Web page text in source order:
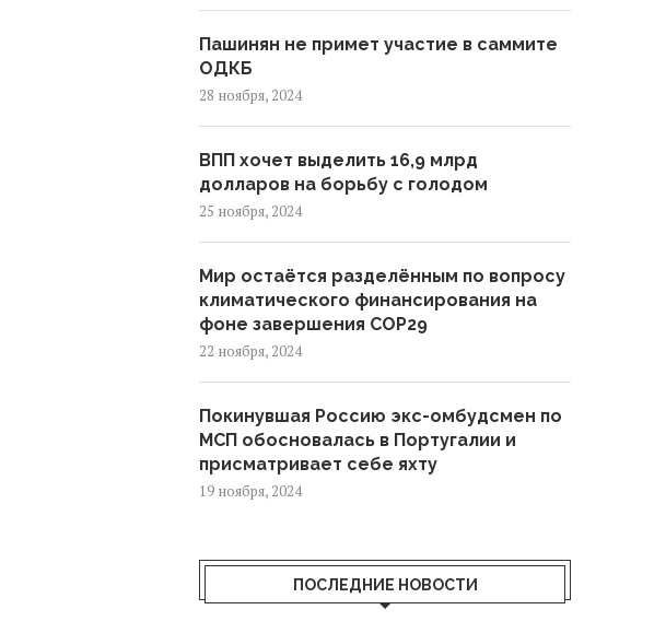
Пашинян не примет участие в саммите
ОДКБ
28 ноября, 2024
ВПП хочет выделить 16,9 млрд
долларов на борьбу с голодом
25 ноября, 2024
Мир остаётся разделённым по вопросу
климатического финансирования на
фоне завершения COP29
22 ноября, 2024
Покинувшая Россию экс-омбудсмен по
МСП обосновалась в Португалии и
присматривает себе яхту
19 ноября, 2024
ПОСЛЕДНИЕ НОВОСТИ